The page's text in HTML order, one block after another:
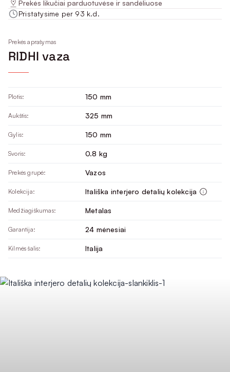
Prekės likučiai parduotuvėse ir sandėliuose
Pristatysime per 93 k.d.
Prekės aprašymas
RIDHI vaza
Plotis: 150 mm
Aukštis: 325 mm
Gylis: 150 mm
Svoris: 0.8 kg
Prekės grupė: Vazos
Kolekcija: Itališka interjero detalių kolekcija
Medžiagiškumas: Metalas
Garantija: 24 mėnesiai
Kilmės šalis: Italija